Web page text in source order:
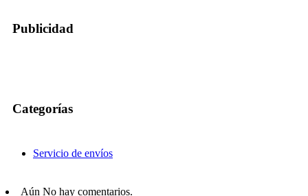
Publicidad
Categorías
Servicio de envíos
Aún No hay comentarios.